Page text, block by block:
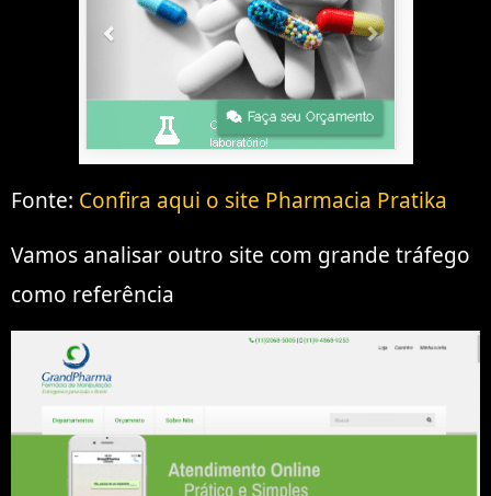
Fonte: Confira aqui o site Pharmacia Pratika
Vamos analisar outro site com grande tráfego
como referência